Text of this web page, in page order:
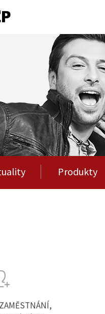
Produkty